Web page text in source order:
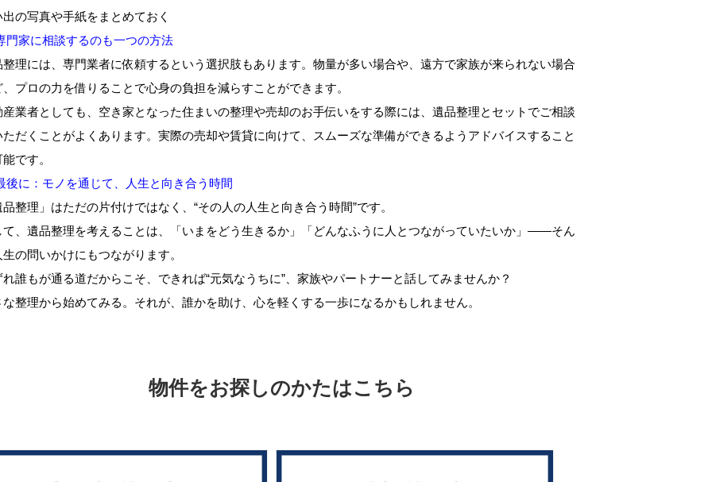
出の写真や手紙をまとめておく
家に相談するのも一つの方法
整理には、専門業者に依頼するという選択肢もあります。物量が多い場合や、遠方で家族が来られない場合
、プロの力を借りることで心身の負担を減らすことができます。
産業者としても、空き家となった住まいの整理や売却のお手伝いをする際には、遺品整理とセットでご相談
ただくことがよくあります。実際の売却や賃貸に向けて、スムーズな準備ができるようアドバイスすること
です。
に：モノを通じて、人生と向き合う時間
品整理」はただの片付けではなく、“その人の人生と向き合う時間”です。
て、遺品整理を考えることは、「いまをどう生きるか」「どんなふうに人とつながっていたいか」――そん
の問いかけにもつながります。
れ誰もが通る道だからこそ、できれば“元気なうちに”、家族やパートナーと話してみませんか？
な整理から始めてみる。それが、誰かを助け、心を軽くする一歩になるかもしれません。
物件をお探しのかたはこちら